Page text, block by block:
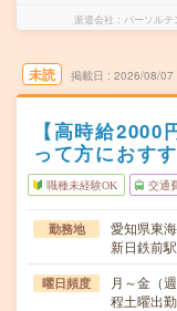
派遣会社 パーソルテ
未読 掲載日 2026/08/07
【高時給2000
って方におす
職種未経験OK 交通
勤務地
愛知県東
新日鉄前
曜日頻度
月～金（
程土曜出